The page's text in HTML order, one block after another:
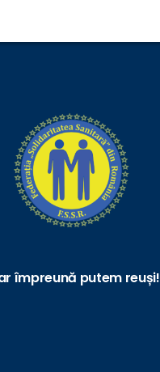
împreună putem reuși!